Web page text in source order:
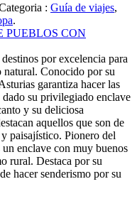
: Guía de viajes,
.
por excelencia para
natural. Conocido por su
garantiza hacer las
su privilegiado enclave
y su deliciosa
aquellos que son de
paisajístico. Pionero del
enclave con muy buenos
rural. Destaca por su
hacer senderismo por su